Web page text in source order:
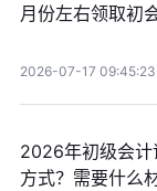
月份左右领取初
2026-07-17 09:45:23
2026年初级会计
方式？需要什么